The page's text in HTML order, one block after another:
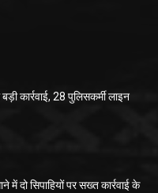
कार्रवाई, 28 पुलिसकर्मी लाइन
में दो सिपाहियों पर सख्त कार्रवाई के